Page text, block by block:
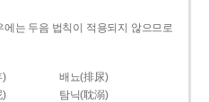
는 두음 법칙이 적용되지 않으므로
)
배뇨(排尿)
) 탐닉(耽溺)